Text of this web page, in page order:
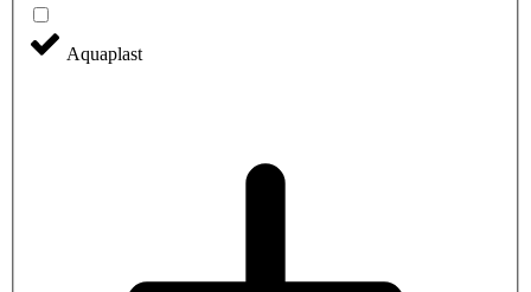
Aquaplast